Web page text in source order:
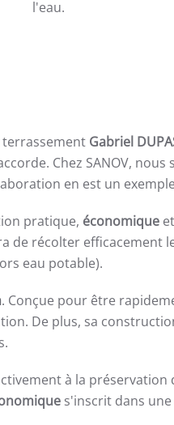
l'eau.
Gabriel
Chez SANOV,
en est un
pratique, économique
de récolter efficacement
eau potable).
. Conçue pour être
De plus, sa
à la préservation
s'inscrit dans